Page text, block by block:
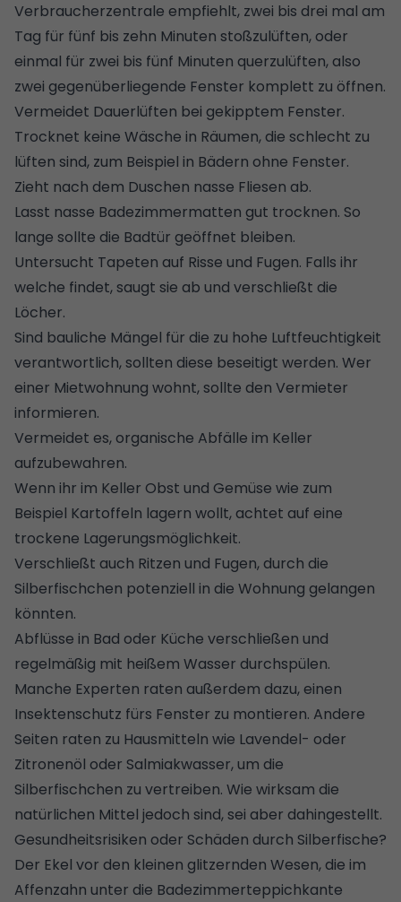
Verbraucherzentrale empfiehlt, zwei bis drei mal am
Tag für fünf bis zehn Minuten stoßzulüften, oder
einmal für zwei bis fünf Minuten querzulüften, also
zwei gegenüberliegende Fenster komplett zu öffnen.
Vermeidet Dauerlüften bei gekipptem Fenster.
Trocknet keine Wäsche in Räumen, die schlecht zu
lüften sind, zum Beispiel in Bädern ohne Fenster.
Zieht nach dem Duschen nasse Fliesen ab.
Lasst nasse Badezimmermatten gut trocknen. So
lange sollte die Badtür geöffnet bleiben.
Untersucht Tapeten auf Risse und Fugen. Falls ihr
welche findet, saugt sie ab und verschließt die
Löcher.
Sind bauliche Mängel für die zu hohe Luftfeuchtigkeit
verantwortlich, sollten diese beseitigt werden. Wer
einer Mietwohnung wohnt, sollte den Vermieter
informieren.
Vermeidet es, organische Abfälle im Keller
aufzubewahren.
Wenn ihr im Keller Obst und Gemüse wie zum
Beispiel Kartoffeln lagern wollt, achtet auf eine
trockene Lagerungsmöglichkeit.
Verschließt auch Ritzen und Fugen, durch die
Silberfischchen potenziell in die Wohnung gelangen
könnten.
Abflüsse in Bad oder Küche verschließen und
regelmäßig mit heißem Wasser durchspülen.
Manche Experten raten außerdem dazu, einen
Insektenschutz fürs Fenster zu montieren. Andere
Seiten raten zu Hausmitteln wie Lavendel- oder
Zitronenöl oder Salmiakwasser, um die
Silberfischchen zu vertreiben. Wie wirksam die
natürlichen Mittel jedoch sind, sei aber dahingestellt.
Gesundheitsrisiken oder Schäden durch Silberfische?
Der Ekel vor den kleinen glitzernden Wesen, die im
Affenzahn unter die Badezimmerteppichkante